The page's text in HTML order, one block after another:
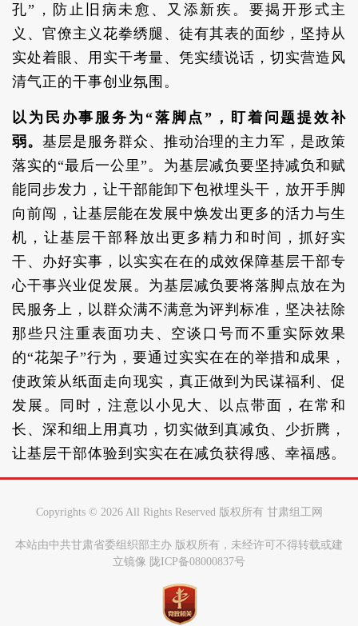
孔”，防止旧病未愈、又添新疾。要揭开形式主
义、官僚主义花拳绣腿、徒有其表的面纱，坚持从
实处着眼、用实干考量、凭实绩说话，切实营造风
清气正的干事创业氛围。
以为民办事服务为“落脚点”，盯着问题提效补
弱。 基层是服务群众、推动治理的主力军，是政策
落实的“最后一公里”。为基层减负要坚持减负和赋
能同步发力，让干部能卸下包袱埋头干，放开手脚
向前闯，让基层能在发展中焕发出更多的活力与生
机，让基层干部释放出更多精力和时间，抓好实
干、办好实事，以实实在在的成效保障基层干部专
心干事兴业促发展。为基层减负要将落脚点放在为
民服务上，以群众满不满意为评判标准，坚决祛除
那些只注重表面功夫、空谈口号而不重实际效果
的“花架子”行为，要通过实实在在的举措和成果，
使政策从纸面走向现实，真正做到为民谋福利、促
发展。同时，注意以小见大、以点带面，在常和
长、深和细上用真功，切实做到真减负、少折腾，
让基层干部体验到实实在在减负获得感、幸福感。
Copyrights © 2026 All Rights Reserved 版权所有 甘肃组工网
本站由中共甘肃省委组织部主办 版权所有，未经许可不得转载或建
立镜像 陇ICP备08000837号